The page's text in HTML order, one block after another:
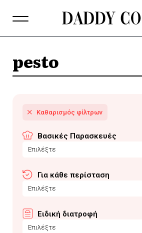
pesto
Βασικές Παρασκευές
Επιλέξτε
Για κάθε περίσταση
Επιλέξτε
Ειδική διατροφή
Επιλέξτε